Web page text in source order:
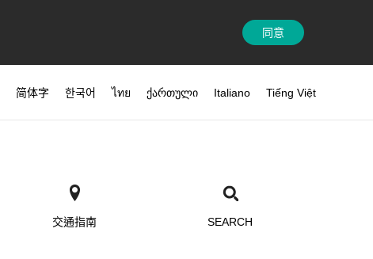
同意
简体字 한국어 ไทย ქართული Italiano Tiếng Việt
交通指南 SEARCH